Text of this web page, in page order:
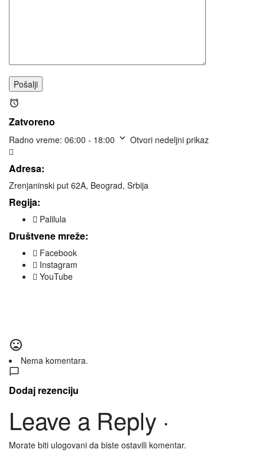
Zatvoreno
Radno vreme: 06:00 - 18:00 Otvori nedeljni prikaz
Adresa:
Zrenjaninski put 62A, Beograd, Srbija
Regija:
Palilula
Društvene mreže:
Facebook
Instagram
YouTube
Nema komentara.
Dodaj rezenciju
Leave a Reply ·
Morate biti ulogovani da biste ostavili komentar.